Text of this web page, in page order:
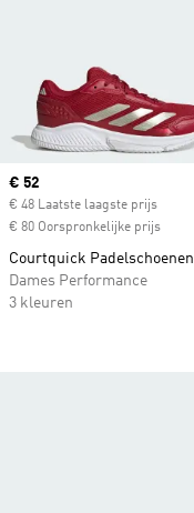
Current price
€ 52
€ 48 Laatste laagste prijs
€ 80 Oorspronkelijke prijs
Courtquick Padelschoenen
Dames Performance
3 kleuren